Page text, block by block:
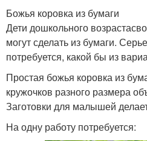
Божья коровка из бумаги
Дети дошкольного
могут сделать из бумаги.
потребуется, какой бы из
Простая божья коровка из
кружочков разного размера
Заготовки для малышей
На одну работу потребуется: